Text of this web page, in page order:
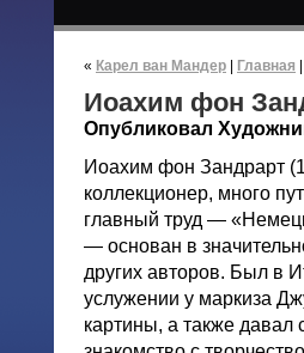
« Карел ван Мандер Главная
Иоахим фон
Опубликовал
Иоахим фон Зандрарт
коллекционер, много
главный труд —
— основан в
других авторов. Был в
услужении у маркиза
картины, а также давал